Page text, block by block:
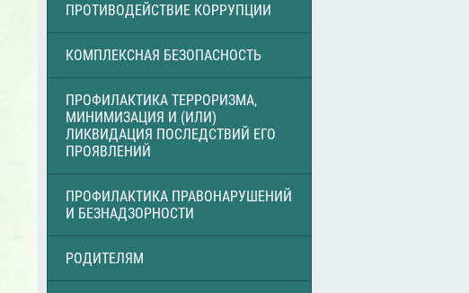
ПРОТИВОДЕЙСТВИЕ КОРРУПЦИИ
КОМПЛЕКСНАЯ БЕЗОПАСНОСТЬ
ПРОФИЛАКТИКА ТЕРРОРИЗМА,
МИНИМИЗАЦИЯ И (ИЛИ)
ЛИКВИДАЦИЯ ПОСЛЕДСТВИЙ ЕГО
ПРОЯВЛЕНИЙ
ПРОФИЛАКТИКА ПРАВОНАРУШЕНИЙ
И БЕЗНАДЗОРНОСТИ
РОДИТЕЛЯМ